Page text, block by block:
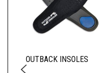
OUTBACK INSOLES